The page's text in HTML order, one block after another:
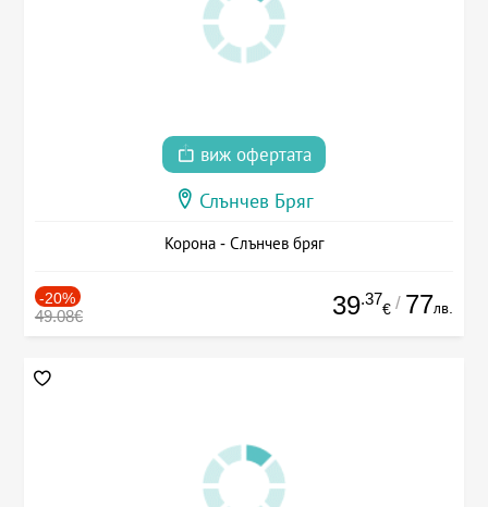
виж офертата
Слънчев Бряг
Корона - Слънчев бряг
-20%
49.08€ 39.37
€ / 77лв.